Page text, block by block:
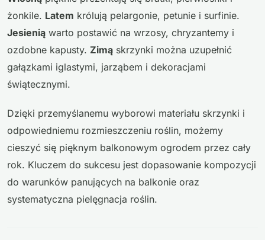
żonkile. Latem królują pelargonie, petunie i surfinie.
Jesienią warto postawić na wrzosy, chryzantemy i
ozdobne kapusty. Zimą skrzynki można uzupełnić
gałązkami iglastymi, jarząbem i dekoracjami
świątecznymi.
Dzięki przemyślanemu wyborowi materiału skrzynki i
odpowiedniemu rozmieszczeniu roślin, możemy
cieszyć się pięknym balkonowym ogrodem przez cały
rok. Kluczem do sukcesu jest dopasowanie kompozycji
do warunków panujących na balkonie oraz
systematyczna pielęgnacja roślin.